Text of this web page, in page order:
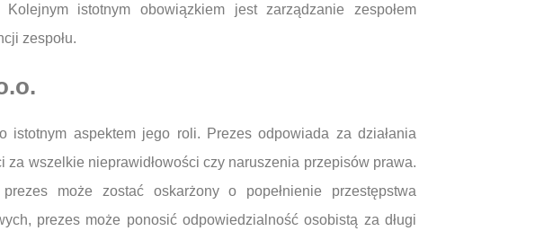
istotnym obowiązkiem jest zarządzanie zespołem
zespołu.
istotnym aspektem jego roli. Prezes odpowiada za działania
wszelkie nieprawidłowości czy naruszenia przepisów prawa.
może zostać oskarżony o popełnienie przestępstwa
prezes może ponosić odpowiedzialność osobistą za długi